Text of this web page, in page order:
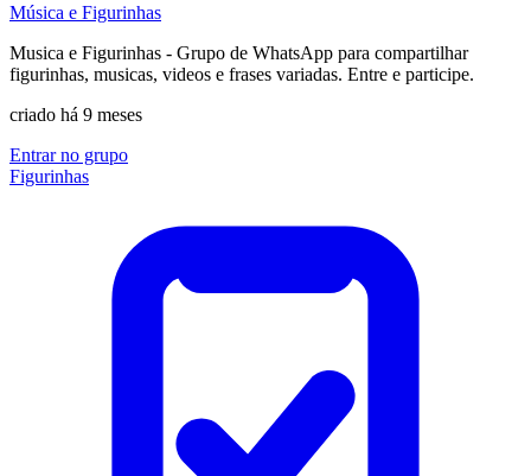
Música e Figurinhas
Musica e Figurinhas - Grupo de WhatsApp para compartilhar
figurinhas, musicas, videos e frases variadas. Entre e participe.
criado há 9 meses
Entrar no grupo
Figurinhas